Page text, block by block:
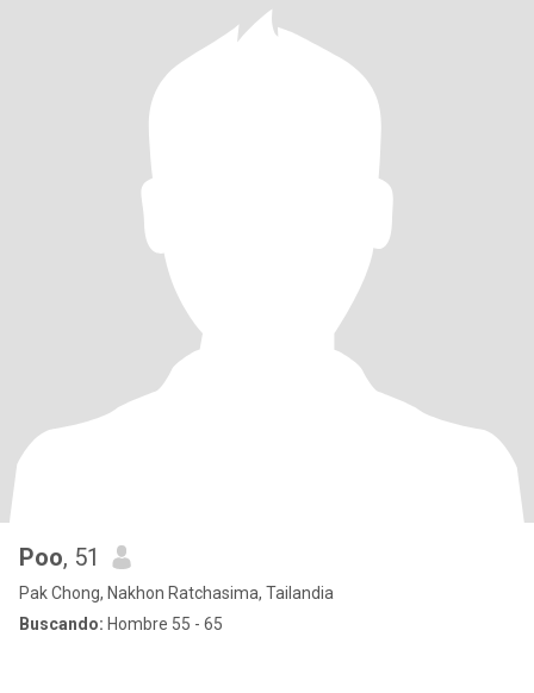
Poo, 51
Pak Chong, Nakhon Ratchasima, Tailandia
Buscando: Hombre 55 - 65